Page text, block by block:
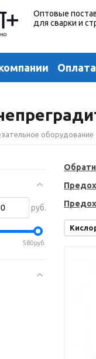
Оптовые
для сварки и
оборудование
руб.
580руб.